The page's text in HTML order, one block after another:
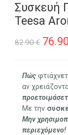
Συσκευή
Teesa
82.90€
was:
76.90
Πώς
αν
Με την
Μην
περιεχόμενο!